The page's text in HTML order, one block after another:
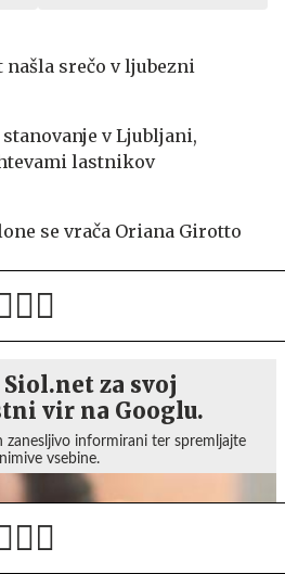
srečo v ljubezni
v Ljubljani,
lastnikov
se vrača Oriana Girotto
za svoj
vir na Googlu.
zanesljivo informirani ter spremljajte
vsebine.